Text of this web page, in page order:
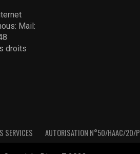
Mail:
droits
SERVICES AUTORISATION N°50/HAAC/20/P